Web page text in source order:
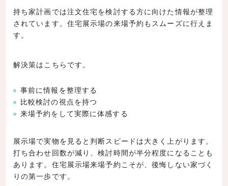
持ち家計画では注文住宅を検討する方に向けた情報が整理
されています。住宅展示場の来場予約もスムーズに行えま
す。
解決策はこちらです。
事前に情報を整理する
比較検討の視点を持つ
来場予約をして実際に体感する
展示場で実物を見ると判断スピードは大きく上がります。
打ち合わせ回数が減り、検討時間が半分程度になることも
あります。住宅展示場来場予約こそが、後悔しない家づく
りの第一歩です。